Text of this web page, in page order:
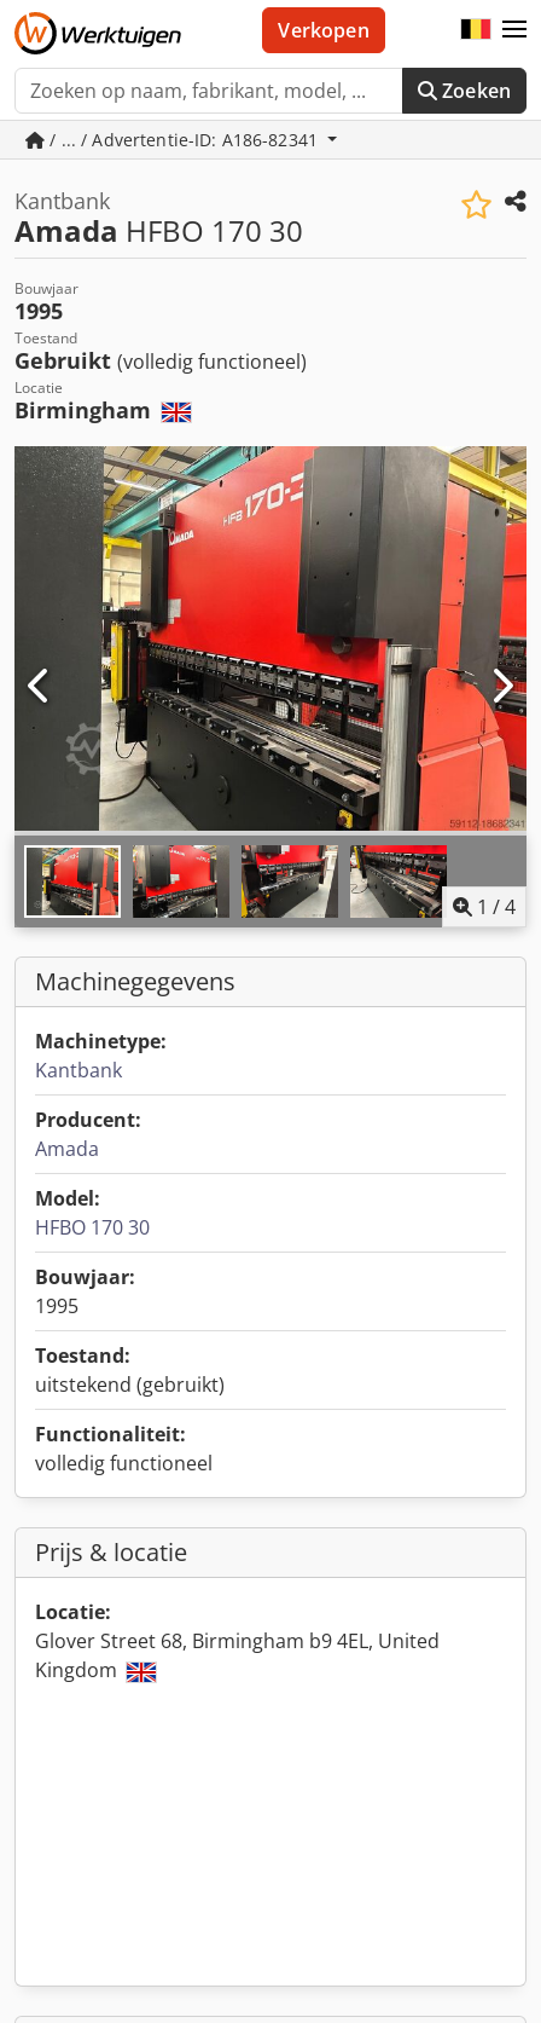
Zoeken
Verkopen
/ ... / Advertentie-ID: A186-82341
Kantbank
Amada HFBO 170 30
Bouwjaar
1995
Toestand
Gebruikt (volledig functioneel)
Locatie
Birmingham
1 /4
Machinegegevens
Machinetype:
Kantbank
Producent:
Amada
Model:
HFBO 170 30
Bouwjaar:
1995
Toestand:
uitstekend (gebruikt)
Functionaliteit:
volledig functioneel
Prijs & locatie
Locatie:
Glover Street 68, Birmingham b9 4EL, United
Kingdom